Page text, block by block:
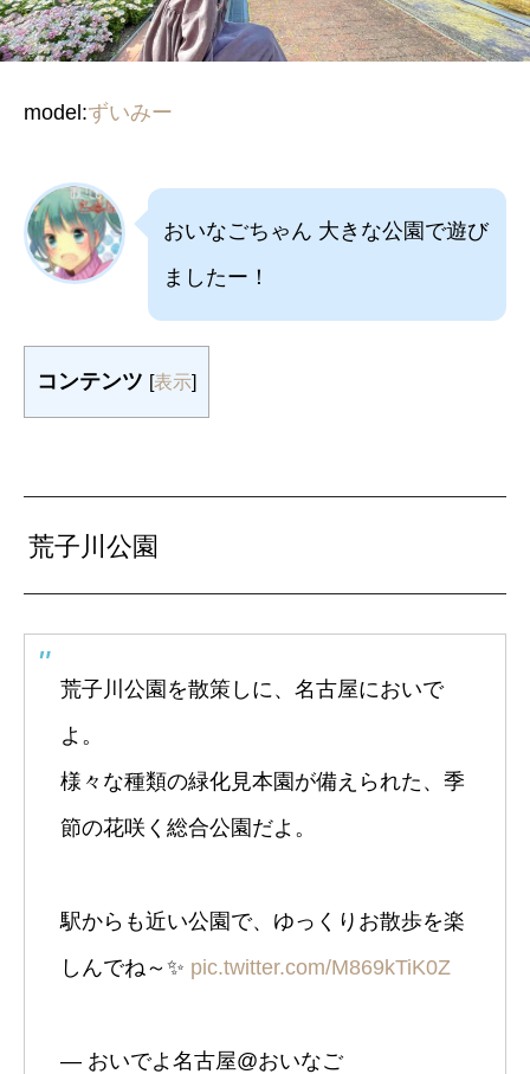
model:ずいみー
おいなごちゃん 大きな公園で遊び
ましたー！
コンテンツ [表示]
荒子川公園
荒子川公園を散策しに、名古屋においで
よ。
様々な種類の緑化見本園が備えられた、季
節の花咲く総合公園だよ。
駅からも近い公園で、ゆっくりお散歩を楽
しんでね～✨️ pic.twitter.com/M869kTiK0Z
— おいでよ名古屋@おいなご